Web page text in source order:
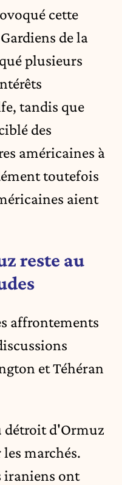
cette
de la
plusieurs
tandis que
des
américaines à
toutefois
aient
reste au
affrontements
et Téhéran
détroit d'Ormuz
marchés.
iraniens ont